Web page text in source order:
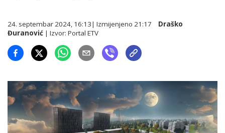
24. septembar 2024, 16:13| Izmijenjeno 21:17
Draško
Đuranović | Izvor: Portal ETV